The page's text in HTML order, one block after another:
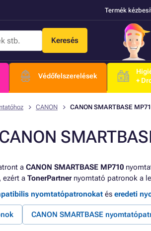
Termék
Keresés
Védőfelszerelések
+
CANON CANON SMARTBASE
a CANON SMARTBASE MP710
ezért a TonerPartnernyomtató patronok a
nyomtatópatronokat és eredeti
CANON SMARTBASE